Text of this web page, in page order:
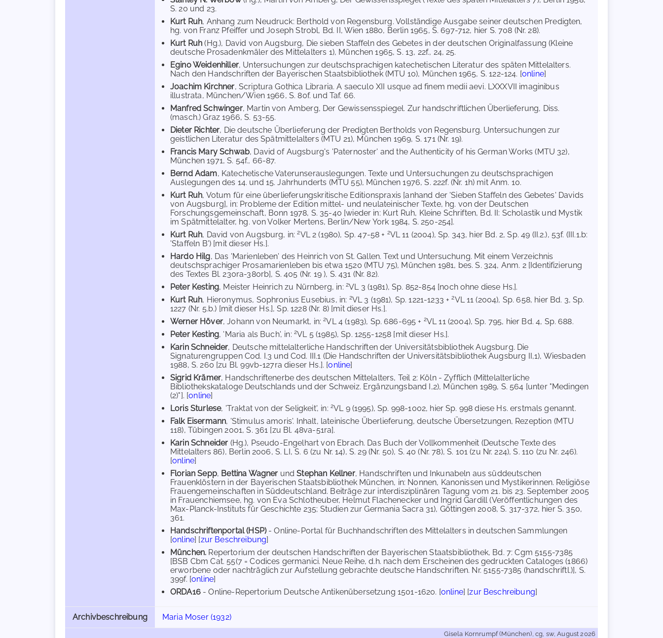
S. 20 und 23.
Kurt Ruh, Anhang zum Neudruck: Berthold von Regensburg. Vollständige Ausgabe seiner deutschen Predigten,
hg. von Franz Pfeiffer und Joseph Strobl, Bd. II, Wien 1880, Berlin 1965, S. 697-712, hier S. 708 (Nr. 28).
Kurt Ruh(Hg.), David von Augsburg, Die sieben Staffeln des Gebetes in der deutschen Originalfassung (Kleine
deutsche Prosadenkmäler des Mittelalters 1), München 1965, S. 13, 22f., 24, 25.
Egino Weidenhiller, Untersuchungen zur deutschsprachigen katechetischen Literatur des späten Mittelalters.
Nach den Handschriften der Bayerischen Staatsbibliothek (MTU 10), München 1965, S. 122-124. [online]
Joachim Kirchner, Scriptura Gothica Libraria. A saeculo XII usque ad finem medii aevi. LXXXVII imaginibus
illustrata, München/Wien 1966, S. 80f. und Taf. 66.
Manfred Schwinger, Martin von Amberg, Der Gewissensspiegel. Zur handschriftlichen Überlieferung, Diss.
(masch.) Graz 1966, S. 53-55.
Dieter Richter, Die deutsche Überlieferung der Predigten Bertholds von Regensburg. Untersuchungen zur
geistlichen Literatur des Spätmittelalters (MTU 21), München 1969, S. 171 (Nr. 19).
Francis Mary Schwab, David of Augsburg's 'Paternoster' and the Authenticity of his German Works (MTU 32),
München 1971, S. 54f., 66-87.
Bernd Adam, Katechetische Vaterunserauslegungen. Texte und Untersuchungen zu deutschsprachigen
Auslegungen des 14. und 15. Jahrhunderts (MTU 55), München 1976, S. 222f. (Nr. 1h) mit Anm. 10.
Kurt Ruh, Votum für eine überlieferungskritische Editionspraxis [anhand der 'Sieben Staffeln des Gebetes' Davids
von Augsburg], in: Probleme der Edition mittel- und neulateinischer Texte, hg. von der Deutschen
Forschungsgemeinschaft, Bonn 1978, S. 35-40 [wieder in: Kurt Ruh, Kleine Schriften, Bd. II: Scholastik und Mystik
im Spätmittelalter, hg. von Volker Mertens, Berlin/New York 1984, S. 250-254].
Kurt Ruh, David von Augsburg, in:2VL 2 (1980), Sp. 47-58 + 2VL 11 (2004), Sp. 343, hier Bd. 2, Sp. 49 (II.2.), 53f. (III.1.b:
'Staffeln B') [mit dieser Hs.].
Hardo Hilg, Das 'Marienleben' des Heinrich von St. Gallen. Text und Untersuchung. Mit einem Verzeichnis
deutschsprachiger Prosamarienleben bis etwa 1520 (MTU 75), München 1981, bes. S. 324, Anm. 2 [Identifizierung
des Textes Bl. 230ra-380rb], S. 405 (Nr. 19 ), S. 431 (Nr. 82).
Peter Kesting, Meister Heinrich zu Nürnberg, in: 2VL 3 (1981), Sp. 852-854 [noch ohne diese Hs.].
Kurt Ruh, Hieronymus, Sophronius Eusebius, in: 2VL 3 (1981), Sp. 1221-1233 +2VL 11 (2004), Sp. 658, hier Bd. 3, Sp.
1227 (Nr. 5.b.) [mit dieser Hs.], Sp. 1228 (Nr. 8) [mit dieser Hs.].
Werner Höver, Johann von Neumarkt, in:2VL 4 (1983), Sp. 686-695 + 2VL 11 (2004), Sp. 795, hier Bd. 4, Sp. 688.
Peter Kesting, 'Maria als Buch', in: 2VL 5 (1985), Sp. 1255-1258 [mit dieser Hs.].
Karin Schneider, Deutsche mittelalterliche Handschriften der Universitätsbibliothek Augsburg. Die
Signaturengruppen Cod. I.3 und Cod. III.1 (Die Handschriften der Universitätsbibliothek Augsburg II,1), Wiesbaden
1988, S. 260 [zu Bl. 99vb-127ra dieser Hs.]. [online]
Sigrid Krämer, Handschriftenerbe des deutschen Mittelalters, Teil 2: Köln - Zyfflich (Mittelalterliche
Bibliothekskataloge Deutschlands und der Schweiz. Ergänzungsband I,2), München 1989, S. 564 [unter "Medingen
(2)"]. [online]
Loris Sturlese, 'Traktat von der Seligkeit', in: 2VL 9 (1995), Sp. 998-1002, hier Sp. 998 diese Hs. erstmals genannt.
Falk Eisermann, 'Stimulus amoris'. Inhalt, lateinische Überlieferung, deutsche Übersetzungen, Rezeption (MTU
118), Tübingen 2001, S. 361 [zu Bl. 48va-51ra].
Karin Schneider (Hg.), Pseudo-Engelhart von Ebrach. Das Buch der Vollkommenheit (Deutsche Texte des
Mittelalters 86), Berlin 2006, S. LI, S. 6 (zu Nr. 14), S. 29 (Nr. 50), S. 40 (Nr. 78), S. 101 (zu Nr. 224), S. 110 (zu Nr. 246).
[online]
Florian Sepp, Bettina Wagner undStephan Kellner, Handschriften und Inkunabeln aus süddeutschen
Frauenklöstern in der Bayerischen Staatsbibliothek München, in: Nonnen, Kanonissen und Mystikerinnen. Religiöse
Frauengemeinschaften in Süddeutschland. Beiträge zur interdisziplinären Tagung vom 21. bis 23. September 2005
in Frauenchiemsee, hg. von Eva Schlotheuber, Helmut Flachenecker und Ingrid Gardill (Veröffentlichungen des
Max-Planck-Instituts für Geschichte 235; Studien zur Germania Sacra 31), Göttingen 2008, S. 317-372, hier S. 350,
361.
Handschriftenportal (HSP)- Online-Portal für Buchhandschriften des Mittelalters in deutschen Sammlungen
[online] [zur Beschreibung]
München. Repertorium der deutschen Handschriften der Bayerischen Staatsbibliothek, Bd. 7: Cgm 5155-7385
[BSB Cbm Cat. 55(7 = Codices germanici. Neue Reihe, d.h. nach dem Erscheinen des gedruckten Cataloges (1866)
erworbene oder nachträglich zur Aufstellung gebrachte deutsche Handschriften. Nr. 5155-7385 (handschriftl.)], S.
399f. [online]
ORDA16- Online-Repertorium Deutsche Antikenübersetzung 1501-1620. [online] [zur Beschreibung]
Archivbeschreibung Maria Moser (1932)
Gisela Kornrumpf (München), cg, sw, August 2026